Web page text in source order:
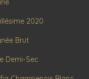
2020
Brut
Demi-Sec